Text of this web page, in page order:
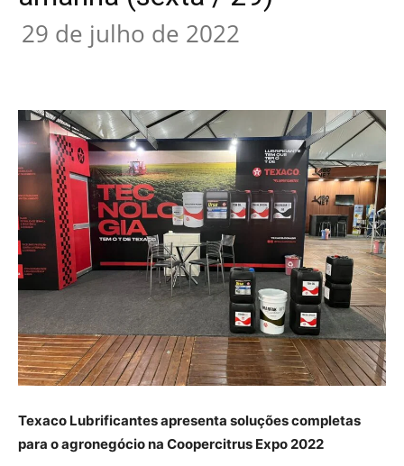
29 de julho de 2022
Texaco Lubrificantes apresenta soluções completas
para o agronegócio na Coopercitrus Expo 2022